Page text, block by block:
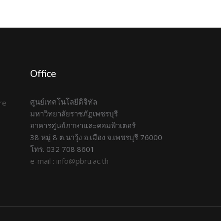
Office
ศูนย์เทคโนโลยีดิจิทัล
มหาวิทยาลัยราชภัฏเพชรบุรี
อาคารศูนย์ภาษาและคอมพิวเตอร์
38 หมู่ 8 ต.นาวุ้ง อ.เมือง จ.เพชรบุรี 76000
โทร. 032 708 8601
e-mail : info@pbru.ac.th